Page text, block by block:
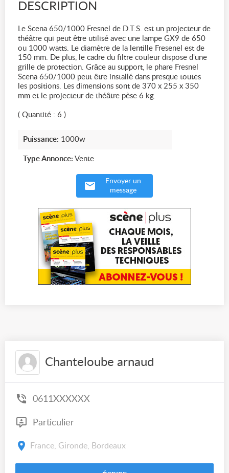
DESCRIPTION
Le Scena 650/1000 Fresnel de D.T.S. est un projecteur de
théâtre qui peut être utilisé avec une lampe GX9 de 650
ou 1000 watts. Le diamètre de la lentille Fresenel est de
150 mm. De plus, le cadre du filtre couleur dispose d'une
grille de protection. Grâce au support, le phare Fresnel
Scena 650/1000 peut être installé dans presque toutes
les positions. Les dimensions sont de 370 x 255 x 350
mm et le projecteur de théâtre pèse 6 kg.
( Quantité : 6 )
Puissance: 1000w
Type Annonce: Vente
Envoyer un
message
Chanteloube arnaud
0611XXXXXX
Particulier
France, Gironde, Bordeaux